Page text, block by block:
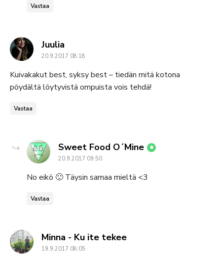
Vastaa
Juulia
20.9.2017 08:18
Kuivakakut best, syksy best – tiedän mitä kotona
pöydältä löytyvistä ompuista vois tehdä!
Vastaa
Sweet Food O´Mine says:
20.9.2017 09:50
No eikö 🙂 Täysin samaa mieltä <3
Vastaa
Minna - Ku ite tekeesays:
19.9.2017 08:05